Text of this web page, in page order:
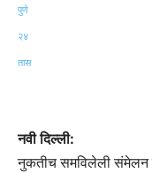
नवी दिल्ली:
नुकतीच समविलेली